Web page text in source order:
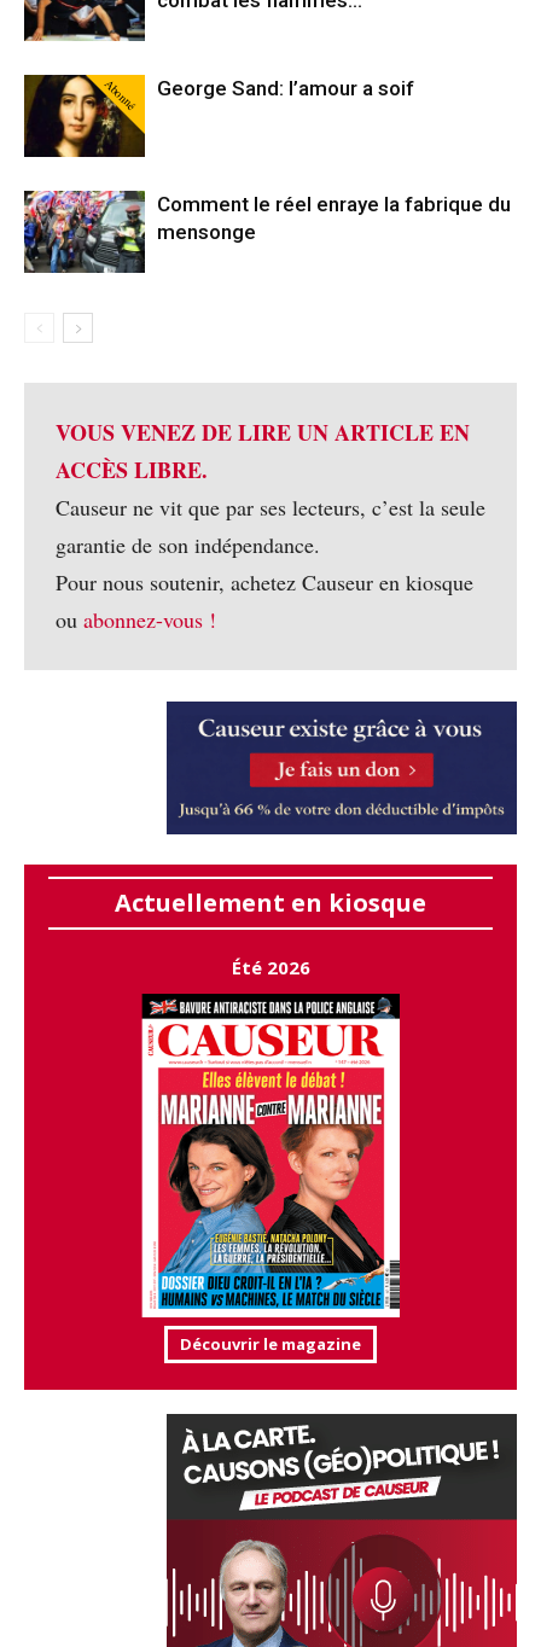
Abonné George Sand: l’amour a soif
Comment le réel enraye la fabrique du
mensonge
VOUS VENEZ DE LIRE UN ARTICLE EN
ACCÈS LIBRE.
Causeur ne vit que par ses lecteurs, c’est la seule
garantie de son indépendance.
Pour nous soutenir, achetez Causeur en kiosque
ou abonnez-vous !
Actuellement en kiosque
Été 2026
Découvrir le magazine